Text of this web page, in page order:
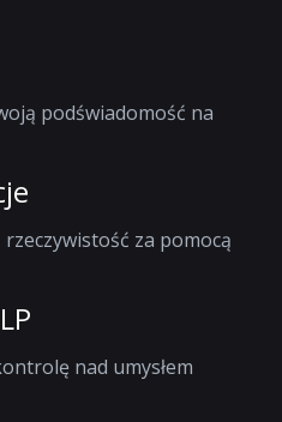
podświadomość na
rzeczywistość za pomocą
nad umysłem